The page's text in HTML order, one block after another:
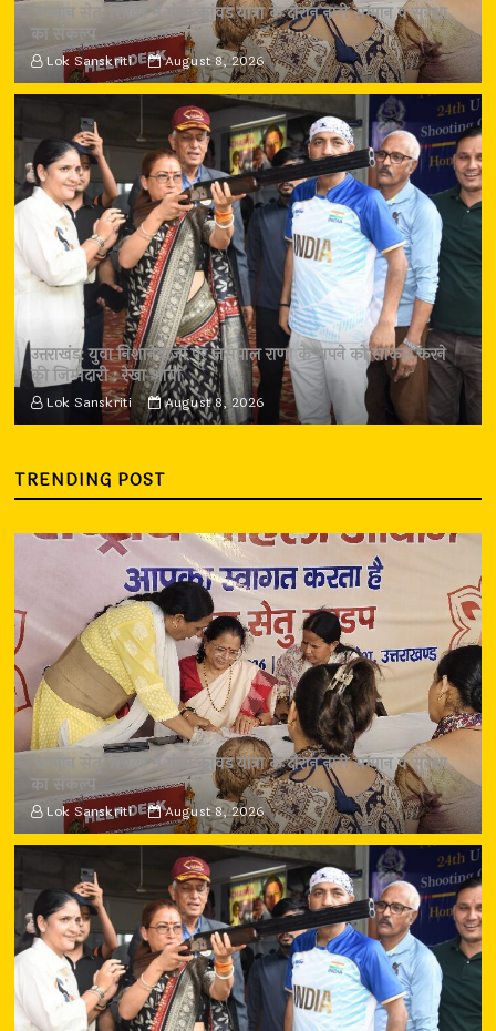
‘सम्मान सेतु’ शिविर में गूंजा कांवड़ यात्रा के दौरान नारी सम्मान व सुरक्षा
का संकल्प
Lok Sanskriti August 8, 2026
उत्तराखंड: युवा निशानेबाजों पर जसपाल राणा के सपने को साकार करने
की जिम्मेदारी : रेखा आर्या
Lok Sanskriti August 8, 2026
TRENDING POST
‘सम्मान सेतु’ शिविर में गूंजा कांवड़ यात्रा के दौरान नारी सम्मान व सुरक्षा
का संकल्प
Lok Sanskriti August 8, 2026